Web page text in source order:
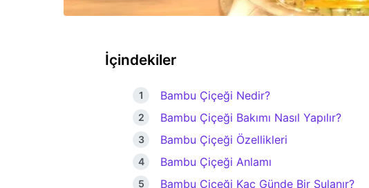
İçindekiler
Bambu Çiçeği Nedir?
Bambu Çiçeği Bakımı Nasıl Yapılır?
Bambu Çiçeği Özellikleri
Bambu Çiçeği Anlamı
Bambu Çiçeği Kaç Günde Bir Sulanır?